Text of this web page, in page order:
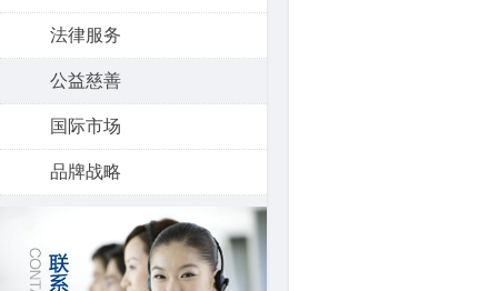
法律服务
公益慈善
国际市场
品牌战略